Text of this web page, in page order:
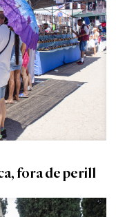
fora de perill